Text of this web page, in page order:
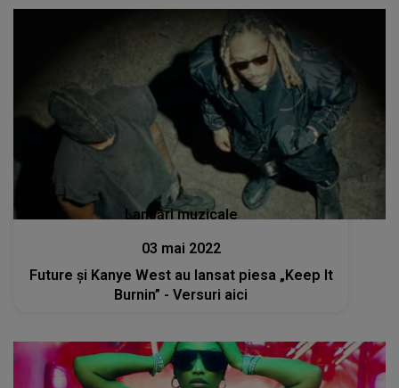
mulțumesc pentru că..."
Lansări muzicale
03 mai 2022
Future și Kanye West au lansat piesa „Keep It
Burnin” - Versuri aici